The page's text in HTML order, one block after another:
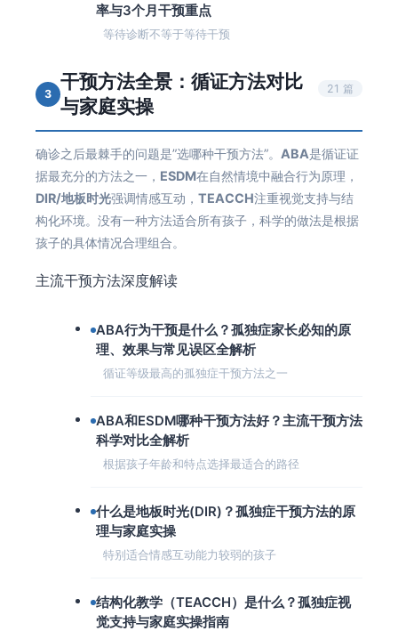
率与3个月干预重点
等待诊断不等于等待干预
3
干预方法全景：循证方法对比
与家庭实操
21 篇
确诊之后最棘手的问题是”选哪种干预方法”。 ABA是循证证
据最充分的方法之一， ESDM在自然情境中融合行为原理，
DIR/地板时光强调情感互动， TEACCH注重视觉支持与结
构化环境。没有一种方法适合所有孩子，科学的做法是根据
孩子的具体情况合理组合。
主流干预方法深度解读
ABA行为干预是什么？孤独症家长必知的原
理、效果与常见误区全解析
循证等级最高的孤独症干预方法之一
ABA和ESDM哪种干预方法好？主流干预方法
科学对比全解析
根据孩子年龄和特点选择最适合的路径
什么是地板时光(DIR)？孤独症干预方法的原
理与家庭实操
特别适合情感互动能力较弱的孩子
结构化教学（TEACCH）是什么？孤独症视
觉支持与家庭实操指南